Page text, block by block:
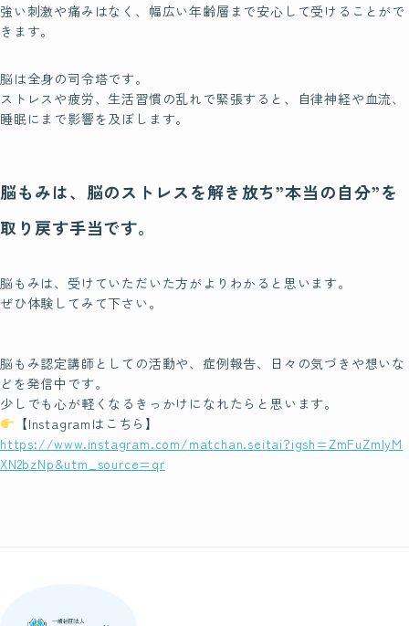
関東
中部
近畿
四国
九州・沖縄
ブログ
Blog
お問い合わせ
Contact
強い刺激や痛みはなく、幅広い年齢層まで安心して受けることがで
きます。
脳は全身の司令塔です。
ストレスや疲労、生活習慣の乱れで緊張すると、自律神経や血流、
睡眠にまで影響を及ぼします。
脳もみは、脳のストレスを解き放ち”本当の自分”を
取り戻す手当です。
脳もみは、受けていただいた方がよりわかると思います。
ぜひ体験してみて下さい。
脳もみ認定講師としての活動や、症例報告、日々の気づきや想いな
どを発信中です。
少しでも心が軽くなるきっかけになれたらと思います。
【Instagramはこちら】
https://www.instagram.com/matchan.seitai?igsh=ZmFuZmlyM
XN2bzNp&utm_source=qr